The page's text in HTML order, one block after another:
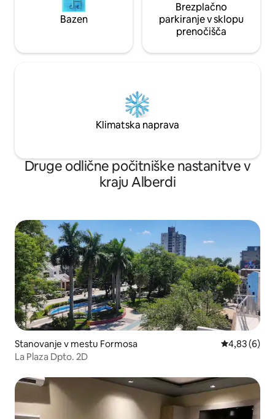
Bazen
Brezplačno
parkiranje v sklopu
prenočišča
Klimatska naprava
Druge odlične počitniške nastanitve v
kraju Alberdi
Stanovanje v mestu Formosa Povprečna
4,83 (6)
La Plaza Dpto. 2D